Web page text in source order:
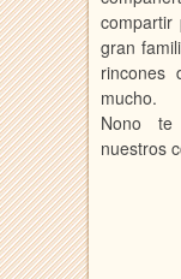
compartir
gran
rincones
mucho.
Nono te
nuestros